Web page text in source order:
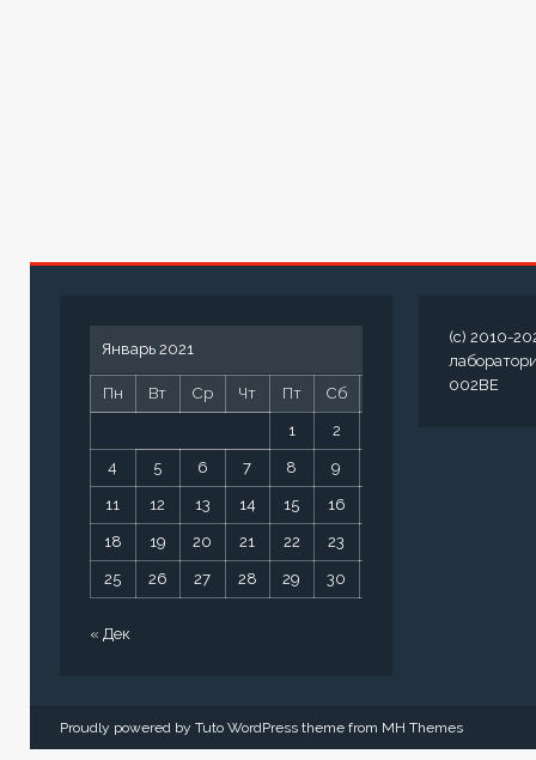
Январь 2021
Пн Вт Ср Чт Пт Сб
1 2
4 5 6 7 8 9
11 12 13 14 15 16
18 19 20 21 22 23
25 26 27 28 29 30
« Дек
(c) 2010-
002BE
Proudly powered by Tuto WordPress theme from MH Themes